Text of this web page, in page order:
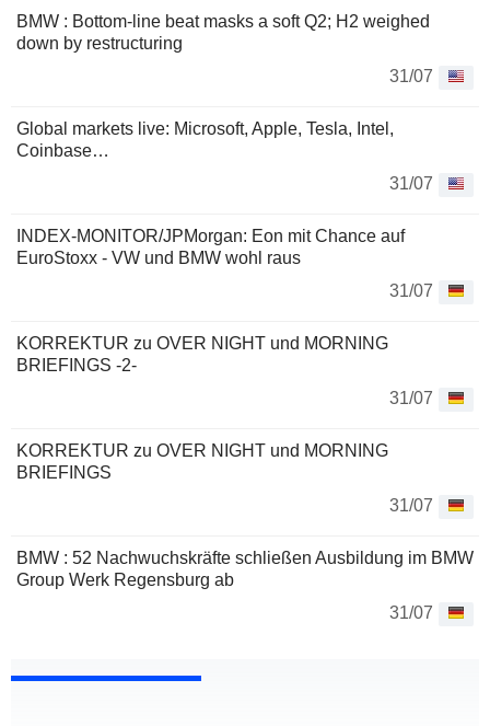
BMW : Bottom-line beat masks a soft Q2; H2 weighed
down by restructuring
31/07
Global markets live: Microsoft, Apple, Tesla, Intel,
Coinbase…
31/07
INDEX-MONITOR/JPMorgan: Eon mit Chance auf
EuroStoxx - VW und BMW wohl raus
31/07
KORREKTUR zu OVER NIGHT und MORNING
BRIEFINGS -2-
31/07
KORREKTUR zu OVER NIGHT und MORNING
BRIEFINGS
31/07
BMW : 52 Nachwuchskräfte schließen Ausbildung im BMW
Group Werk Regensburg ab
31/07